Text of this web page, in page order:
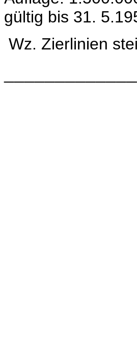
gültig bis 31.
Wz. Zierlinien